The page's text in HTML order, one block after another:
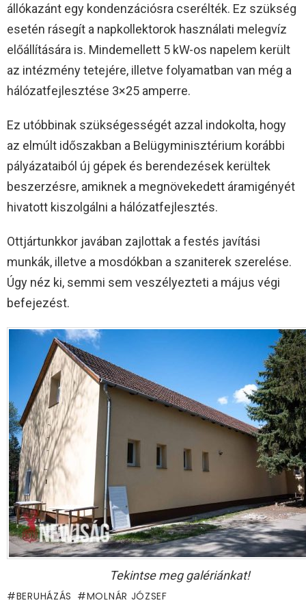
állókazánt egy kondenzációsra cserélték. Ez szükség
esetén rásegít a napkollektorok használati melegvíz
előállítására is. Mindemellett 5 kW-os napelem került
az intézmény tetejére, illetve folyamatban van még a
hálózatfejlesztése 3×25 amperre.
Ez utóbbinak szükségességét azzal indokolta, hogy
az elmúlt időszakban a Belügyminisztérium korábbi
pályázataiból új gépek és berendezések kerültek
beszerzésre, amiknek a megnövekedett áramigényét
hivatott kiszolgálni a hálózatfejlesztés.
Ottjártunkkor javában zajlottak a festés javítási
munkák, illetve a mosdókban a szaniterek szerelése.
Úgy néz ki, semmi sem veszélyezteti a május végi
befejezést.
Tekintse meg galériánkat!
BERUHÁZÁS MOLNÁR JÓZSEF